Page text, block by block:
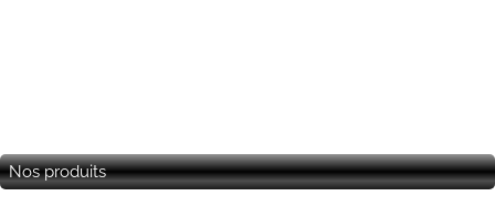
Nos produits